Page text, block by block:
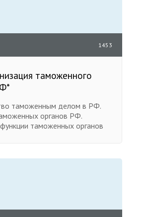
1453
таможенного
таможенным делом в РФ.
органов РФ.
таможенных органов